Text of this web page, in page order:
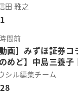
田 雅之
1
間前
動画］みずほ証券
めど】中島三養
シル編集チーム
28